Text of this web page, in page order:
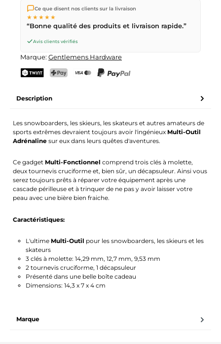
Nous expédions directement depuis notre entrepôt à Kriens,
en Suisse.Livraison gratuitedèsCHF 70
passées avant
livraison leprochain jour ouvrable par la Poste Suisse.
Ce que disent nos clients sur la livraison
★★★★★
“Bonne qualité des produits et livraison rapide.”
Avis clients vérifiés
Marque: Gentlemens Hardware
Description
Les snowboarders, les skieurs, les skateurs et autres amateurs de
sports extrêmes devraient toujours avoir l'ingénieux Multi-Outil
Adrénaline sur eux dans leurs quêtes d'aventures.
Ce gadget Multi-Fonctionnel comprend trois clés à molette,
deux tournevis cruciforme et, bien sûr, un décapsuleur. Ainsi vous
serez toujours prêts à réparer votre équipement après une
cascade périlleuse et à trinquer de ne pas y avoir laisser votre
peau avec une bière bien fraiche.
Caractéristiques:
L'ultime Multi-Outil pour les snowboarders, les skieurs et les
skateurs
3 clés à molette: 14,29 mm, 12,7 mm, 9,53 mm
2 tournevis cruciforme, 1 décapsuleur
Présenté dans une belle boîte cadeau
Dimensions: 14,3 x 7 x 4 cm
Marque